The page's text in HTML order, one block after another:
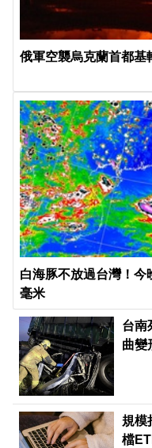
俄軍空襲烏克蘭首都基
白海豚不放過台灣！今
毫米
台南
曲變
規模
檔